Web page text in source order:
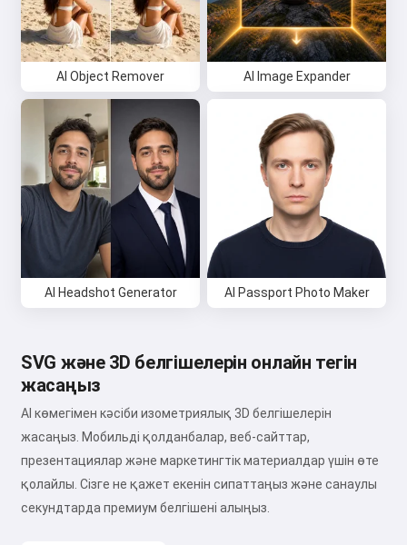
AI Object Remover AI Image Expander
AI Headshot Generator AI Passport Photo Maker
SVG және 3D белгішелерін онлайн тегін
жасаңыз
AI көмегімен кәсіби изометриялық 3D белгішелерін
жасаңыз. Мобильді қолданбалар, веб-сайттар,
презентациялар және маркетингтік материалдар үшін өте
қолайлы. Сізге не қажет екенін сипаттаңыз және санаулы
секундтарда премиум белгішені алыңыз.